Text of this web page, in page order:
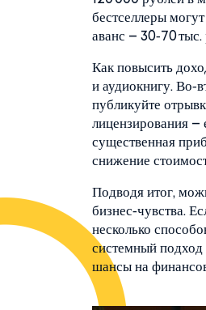
бестселлеры
аванс – 30‑70 тыс.
Как повысить
и аудиокнигу.
публикуйте
лицензирования –
существенная
снижение
Подводя итог,
бизнес‑чувства.
несколько
системный подход
шансы на